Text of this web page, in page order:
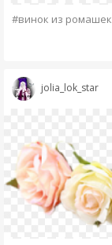
#винок из ромашек
jolia_lok_star